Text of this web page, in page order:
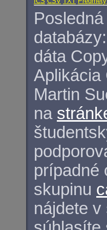
databázy:
dáta
Aplikácia
Martin
na
prípadné
skupinu
nájdete